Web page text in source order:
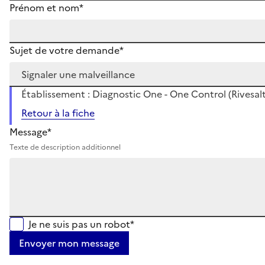
Prénom et nom*
Sujet de votre demande*
Établissement : Diagnostic One - One Control
Retour à la fiche
Message*
Texte de description additionnel
Je ne suis pas un robot*
Envoyer mon message